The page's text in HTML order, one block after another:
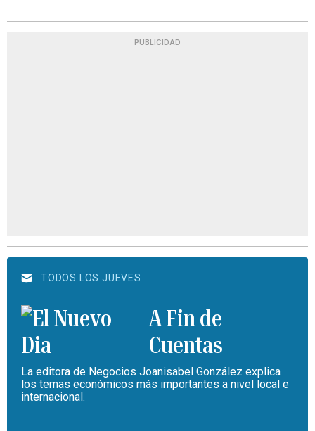
PUBLICIDAD
TODOS LOS JUEVES
A Fin de
Cuentas
La editora de Negocios Joanisabel González explica
los temas económicos más importantes a nivel local e
internacional.